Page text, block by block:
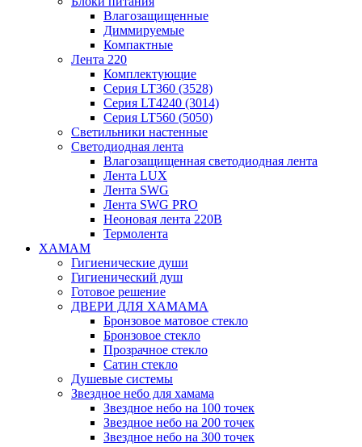
Влагозащищенные
Диммируемые
Компактные
Лента 220
Комплектующие
Серия LT360 (3528)
Серия LT4240 (3014)
Серия LT560 (5050)
Светильники настенные
Светодиодная лента
Влагозащищенная светодиодная лента
Лента LUX
Лента SWG
Лента SWG PRO
Неоновая лента 220В
Термолента
ХАМАМ
Гигиенические души
Гигиенический душ
Готовое решение
ДВЕРИ ДЛЯ ХАМАМА
Бронзовое матовое стекло
Бронзовое стекло
Прозрачное стекло
Сатин стекло
Душевые системы
Звездное небо для хамама
Звездное небо на 100 точек
Звездное небо на 200 точек
Звездное небо на 300 точек